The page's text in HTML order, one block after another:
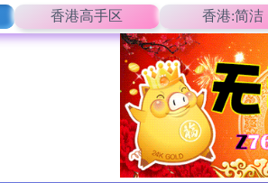
香港高手区 香港:简洁